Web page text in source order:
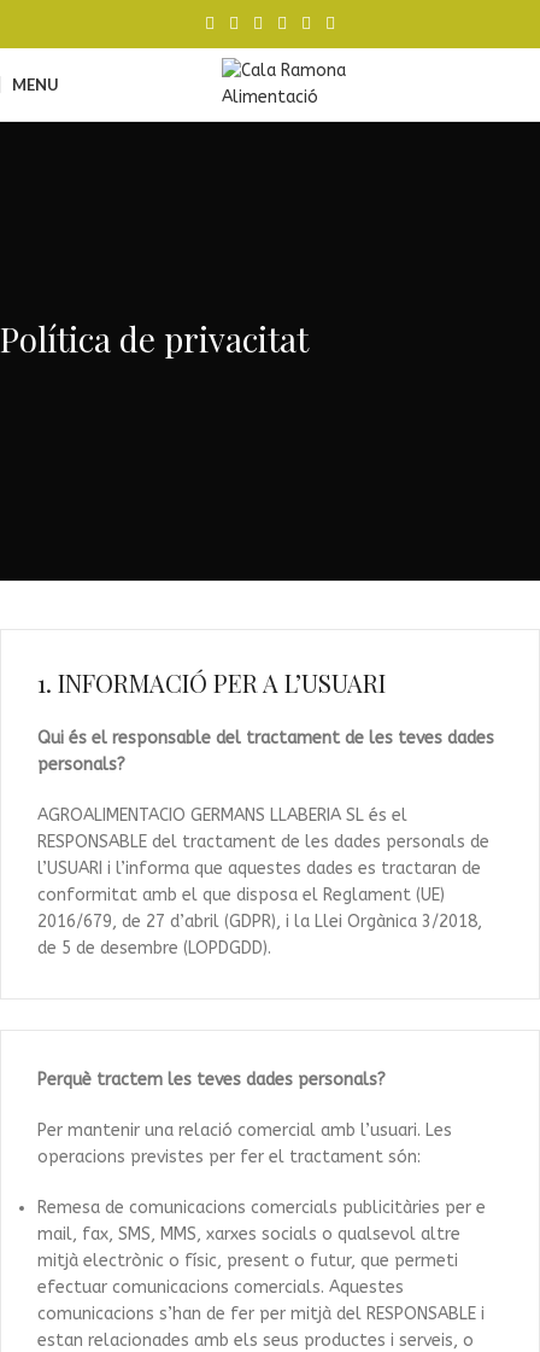
MENU
Política de privacitat
1. INFORMACIÓ PER A L’USUARI
Qui és el responsable del tractament de les teves dades
personals?
AGROALIMENTACIO GERMANS LLABERIA SL és el
RESPONSABLE del tractament de les dades personals de
l’USUARI i l’informa que aquestes dades es tractaran de
conformitat amb el que disposa el Reglament (UE)
2016/679, de 27 d’abril (GDPR), i la Llei Orgànica 3/2018,
de 5 de desembre (LOPDGDD).
Perquè tractem les teves dades personals?
Per mantenir una relació comercial amb l’usuari. Les
operacions previstes per fer el tractament són:
Remesa de comunicacions comercials publicitàries per e
mail, fax, SMS, MMS, xarxes socials o qualsevol altre
mitjà electrònic o físic, present o futur, que permeti
efectuar comunicacions comercials. Aquestes
comunicacions s’han de fer per mitjà del RESPONSABLE i
estan relacionades amb els seus productes i serveis, o